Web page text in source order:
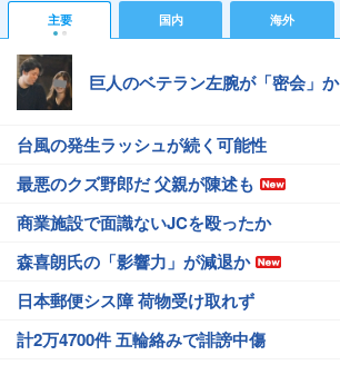
主要 国内 海外
巨人のベテラン左腕が「密会」か
台風の発生ラッシュが続く可能性
最悪のクズ野郎だ 父親が陳述も
商業施設で面識ないJCを殴ったか
森喜朗氏の「影響力」が減退か
日本郵便シス障 荷物受け取れず
計2万4700件 五輪絡みで誹謗中傷